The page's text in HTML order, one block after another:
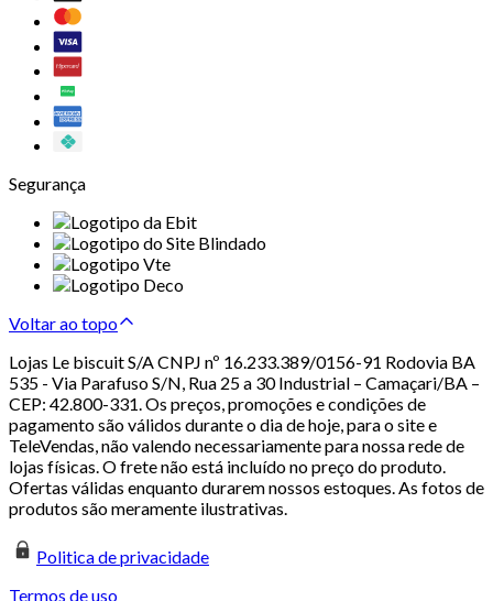
Segurança
Voltar ao topo
Lojas Le biscuit S/A CNPJ nº 16.233.389/0156-91 Rodovia BA
535 - Via Parafuso S/N, Rua 25 a 30 Industrial – Camaçari/BA –
CEP: 42.800-331. Os preços, promoções e condições de
pagamento são válidos durante o dia de hoje, para o site e
TeleVendas, não valendo necessariamente para nossa rede de
lojas físicas. O frete não está incluído no preço do produto.
Ofertas válidas enquanto durarem nossos estoques. As fotos de
produtos são meramente ilustrativas.
Politica de privacidade
Termos de uso